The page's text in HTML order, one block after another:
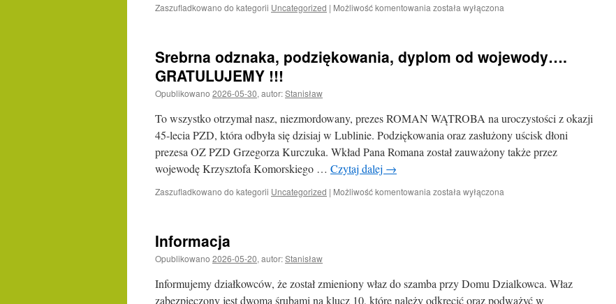
Zaszufladkowano do kategorii Uncategorized | Możliwość komentowania Ważna
odpadów
biodegradowanych.
została wyłączona
Srebrna odznaka, podziękowania, dyplom od wojewody….
GRATULUJEMY !!!
Opublikowano 2026-05-30, autor:Stanisław
To wszystko otrzymał nasz, niezmordowany, prezes ROMAN WĄTROBA na uroczystości z okazji
45-lecia PZD, która odbyła się dzisiaj w Lublinie. Podziękowania oraz zasłużony uścisk dłoni
prezesa OZ PZD Grzegorza Kurczuka. Wkład Pana Romana został zauważony także przez
wojewodę Krzysztofa Komorskiego … Czytaj dalej →
Zaszufladkowano do kategorii Uncategorized | Możliwość komentowania Srebrna
została wyłączona
Informacja
Opublikowano 2026-05-20, autor:Stanisław
Informujemy działkowców, że został zmieniony właz do szamba przy Domu Dzialkowca. Właz
zabezpieczony jest dwoma śrubami na klucz 10, które należy odkręcić oraz podważyć w